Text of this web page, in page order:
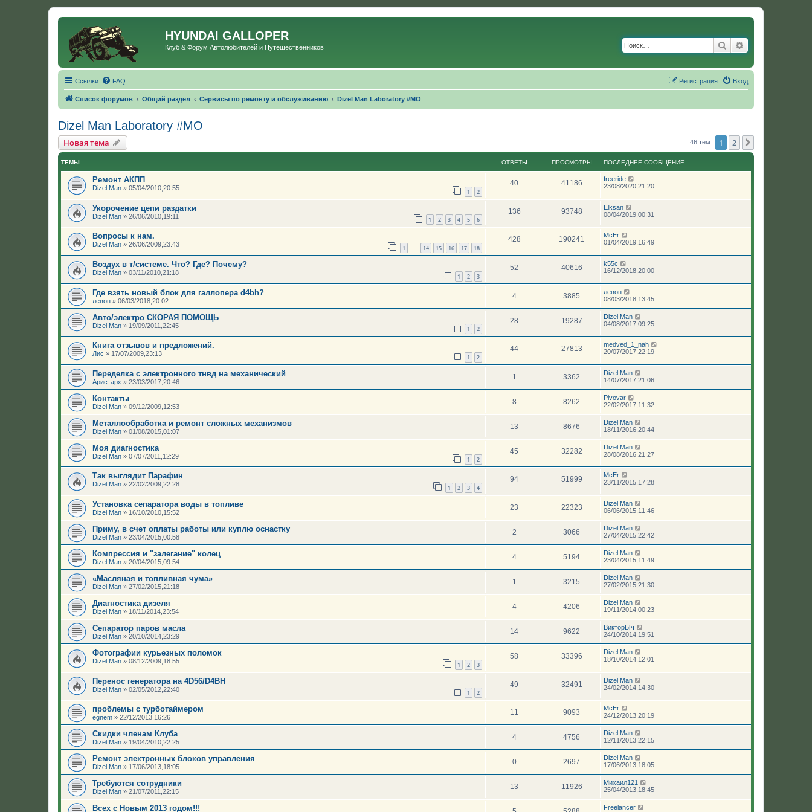
HYUNDAI GALLOPER
Клуб & Форум Автолюбителей и Путешественников Поиск
Ссылки FAQ Вход
Регистрация
Список форумов Общий раздел Сервисы по ремонту и обслуживанию Dizel Man Laboratory #МО
Dizel Man Laboratory #МО
Новая тема 46 тем 1 2
ТЕМЫ ОТВЕТЫ ПРОСМОТРЫ ПОСЛЕДНЕЕ СООБЩЕНИЕ
Ремонт АКПП
Dizel Man » 05/04/2010,20:55 1 2
40 41186
freeride
23/08/2020,21:20
Укорочение цепи раздатки
Dizel Man » 26/06/2010,19:11 1 2 3 4 5 6
136 93748
Elksan
08/04/2019,00:31
Вопросы к нам.
Dizel Man » 26/06/2009,23:43 1 … 14 15 16 17 18
428 190241
McEr
01/04/2019,16:49
Воздух в т/системе. Что? Где? Почему?
Dizel Man » 03/11/2010,21:18 1 2 3
52 40616
k55c
16/12/2018,20:00
Где взять новый блок для галлопера d4bh?
левон » 06/03/2018,20:02
4 3885
левон
08/03/2018,13:45
Авто/электро СКОРАЯ ПОМОЩЬ
Dizel Man » 19/09/2011,22:45 1 2
28 19287
Dizel Man
04/08/2017,09:25
Книга отзывов и предложений.
Лис » 17/07/2009,23:13 1 2
44 27813
medved_1_nah
20/07/2017,22:19
Переделка с электронного тнвд на механический
Аристарх » 23/03/2017,20:46
1 3362
Dizel Man
14/07/2017,21:06
Контакты
Dizel Man » 09/12/2009,12:53
8 8262
Pivovar
22/02/2017,11:32
Металлообработка и ремонт сложных механизмов
Dizel Man » 01/08/2015,01:07
13 8676
Dizel Man
18/11/2016,20:44
Моя диагностика
Dizel Man » 07/07/2011,12:29 1 2
45 32282
Dizel Man
28/08/2016,21:27
Так выглядит Парафин
Dizel Man » 22/02/2009,22:28 1 2 3 4
94 51999
McEr
23/11/2015,17:28
Установка сепаратора воды в топливе
Dizel Man » 16/10/2010,15:52
23 22323
Dizel Man
06/06/2015,11:46
Приму, в счет оплаты работы или куплю оснастку
Dizel Man » 23/04/2015,00:58
2 3066
Dizel Man
27/04/2015,22:42
Компрессия и "залегание" колец
Dizel Man » 20/04/2015,09:54
4 5194
Dizel Man
23/04/2015,11:49
«Масляная и топливная чума»
Dizel Man » 27/02/2015,21:18
1 3215
Dizel Man
27/02/2015,21:30
Диагностика дизеля
Dizel Man » 18/11/2014,23:54
4 4206
Dizel Man
19/11/2014,00:23
Сепаратор паров масла
Dizel Man » 20/10/2014,23:29
14 9622
ВикторЫч
24/10/2014,19:51
Фотографии курьезных поломок
Dizel Man » 08/12/2009,18:55 1 2 3
58 33396
Dizel Man
18/10/2014,12:01
Перенос генератора на 4D56/D4BH
Dizel Man » 02/05/2012,22:40 1 2
49 32491
Dizel Man
24/02/2014,14:30
проблемы с турботаймером
egnem » 22/12/2013,16:26
11 9093
McEr
24/12/2013,20:19
Скидки членам Клуба
Dizel Man » 19/04/2010,22:25
4 4756
Dizel Man
12/11/2013,22:15
Ремонт электронных блоков управления
Dizel Man » 17/06/2013,18:05
0 2697
Dizel Man
17/06/2013,18:05
Требуются сотрудники
Dizel Man » 21/07/2011,22:15
13 11926
Михаил121
25/04/2013,18:45
Всех с Новым 2013 годом!!!
Freelancer